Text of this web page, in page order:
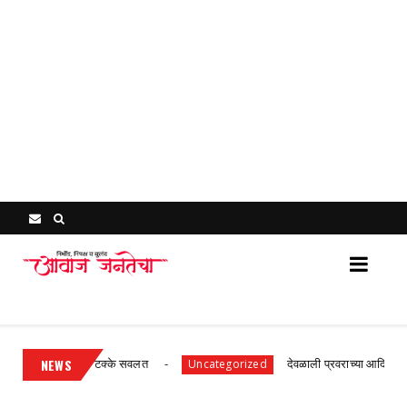
NEWS
३० ते ४० टक्के सवलत Uncategorized देवळाली प्रवराच्या आदित्य